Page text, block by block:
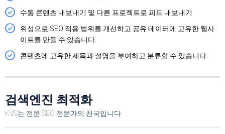
수동 콘텐츠 내보내기 및 다른 프로젝트로 피드 내보내기
위성으로 SEO 적용 범위를 개선하고 공유 데이터에 고유한 웹사
이트를 만들 수 있습니다.
콘텐츠에 고유한 제목과 설명을 부여하고 분류할 수 있습니다.
검색엔진 최적화
KVS는 전문 SEO 전문가의 천국입니다.